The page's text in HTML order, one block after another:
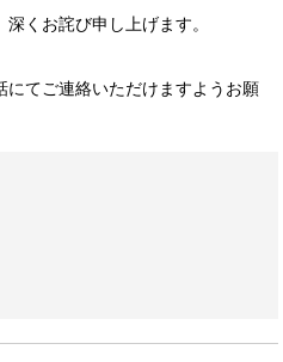
くお詫び申し上げます。
てご連絡いただけますようお願